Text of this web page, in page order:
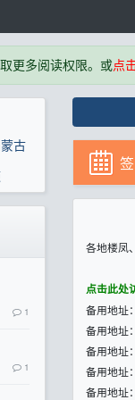
更多阅读权限。或点
古
1
1
各地楼凤
点击此处
备用地址：
备用地址：
备用地址：
备用地址：
备用地址：